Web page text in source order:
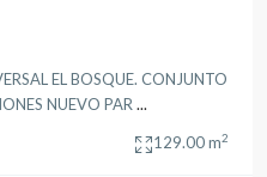
EL BOSQUE. CONJUNTO
NUEVO PAR ...
129.00 m2
tiene más de 15 años de
en la compra de vivienda en
de datos personales